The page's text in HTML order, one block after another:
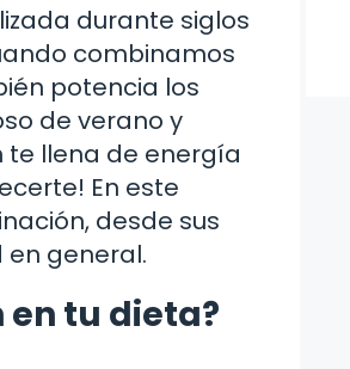
durante siglos
combinamos
potencia los
de verano y
llena de energía
En este
desde sus
general.
en tu dieta?